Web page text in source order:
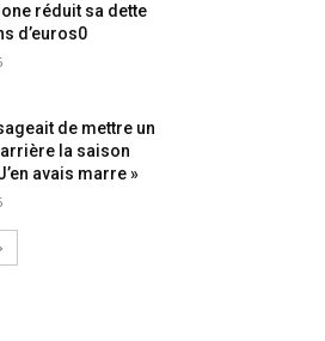
réduit sa dette
d’euros0
de mettre un
la saison
avais marre »